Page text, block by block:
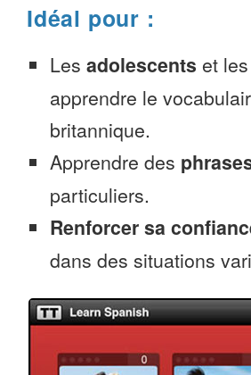
Idéal pour :
Les adolescents et les
apprendre le
britannique.
Apprendre des
particuliers.
Renforcer sa
dans des situations